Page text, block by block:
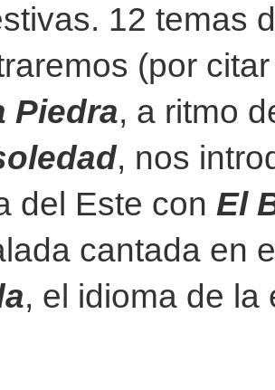
12 temas
(por
Piedra, a ritmo
, nos
del Este con El
cantada en
, el idioma de la